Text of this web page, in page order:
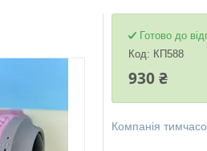
Готово до
Код: КП588
930 ₴
Компанія